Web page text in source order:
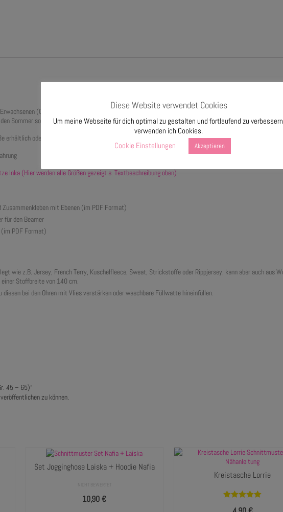
(Größe 45 – 65) und kann mit oder ohne Ohren genäht werden. Ohne Ohren kann sie als
Sommer sowie für den Winter verwendet werden und eignet sich für Anfängerinnen und Anfänger.
oder als Set mit allen Größen.
Inka (Hier werden alle Größen gezeigt s. Textbeschreibung oben)
mit Ebenen (im PDF Format)
für den Beamer
PDF Format)
wie z.B. Jersey, French Terry, Kuschelfleece, Sweat, Strickstoffe oder Rippjersey, kann aber auch aus
Stoffbreite von 140 cm.
diesen bei den Ohren mit Vlies verstärken oder waschbare Füllwatte hineinfüllen.
45 – 65)“
zu können.
Set Jogginghose Laiska + Hoodie Nafia
10,90€
Kreistasche Lorrie
Diese Website verwendet Cookies
Um meine Webseite für dich optimal zu gestalten und fortlaufend zu
verwenden ich Cookies.
Cookie Einstellungen
Akzeptieren